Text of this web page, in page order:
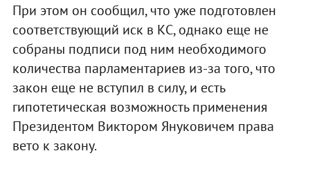
При этом он сообщил, что уже подготовлен
соответствующий иск в КС, однако еще не
собраны подписи под ним необходимого
количества парламентариев из-за того, что
закон еще не вступил в силу, и есть
гипотетическая возможность применения
Президентом Виктором Януковичем права
вето к закону.